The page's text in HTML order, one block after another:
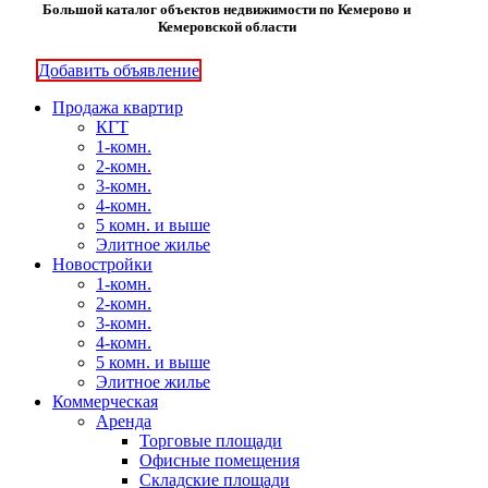
Большой каталог объектов недвижимости по Кемерово и
Кемеровской области
Добавить объявление
Продажа квартир
КГТ
1-комн.
2-комн.
3-комн.
4-комн.
5 комн. и выше
Элитное жилье
Новостройки
1-комн.
2-комн.
3-комн.
4-комн.
5 комн. и выше
Элитное жилье
Коммерческая
Аренда
Торговые площади
Офисные помещения
Складские площади